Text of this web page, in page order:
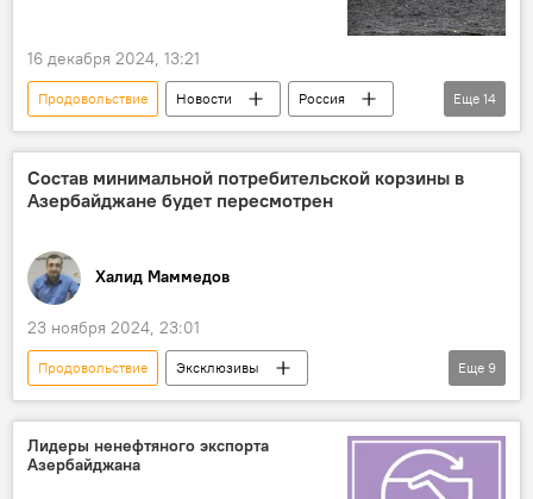
16 декабря 2024, 13:21
Продовольствие Новости
Россия
Керченский пролив
Сухогруз
Бедствие
сигнал
Экипаж
Азербайджанцы
ЧП
Турция
Российский профессиональный союз моряков
Еще 14
Состав минимальной потребительской корзины в
Азербайджане будет пересмотрен
Халид Маммедов
23 ноября 2024, 23:01
Продовольствие
Эксклюзивы
Азербайджан
Экономика
потребительская корзина
Еще 9
Лидеры ненефтяного экспорта
Азербайджана